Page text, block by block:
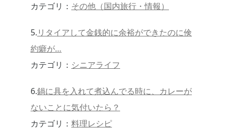
カテゴリ： その他（国内旅行・情報）
5.リタイアして金銭的に余裕ができたのに倹
約癖が…
カテゴリ： シニアライフ
6.鍋に具を入れて煮込んでる時に、カレーが
ないことに気付いたら？
カテゴリ： 料理レシピ